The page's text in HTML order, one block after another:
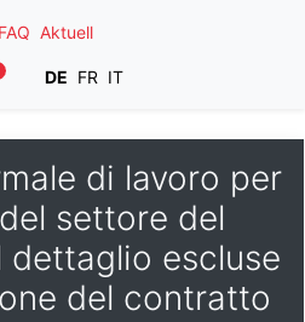
FAQ Aktuell
DE FR IT
di lavoro per
settore del
escluse
del contratto